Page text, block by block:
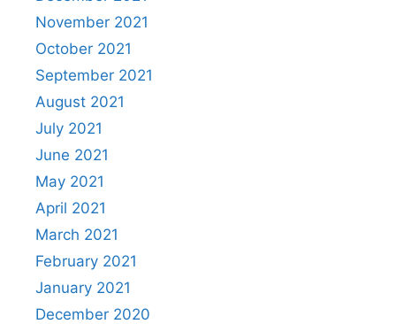
November 2021
October 2021
September 2021
August 2021
July 2021
June 2021
May 2021
April 2021
March 2021
February 2021
January 2021
December 2020